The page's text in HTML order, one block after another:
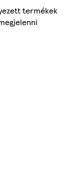
termékek